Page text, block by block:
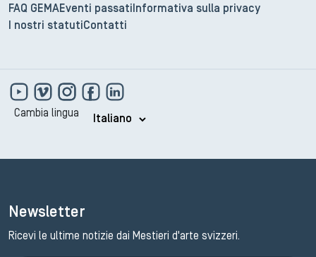
FAQ GEMAEventi passati Informativa sulla privacy
I nostri statutiContatti
Cambia lingua
Newsletter
Ricevi le ultime notizie dai Mestieri d'arte svizzeri.